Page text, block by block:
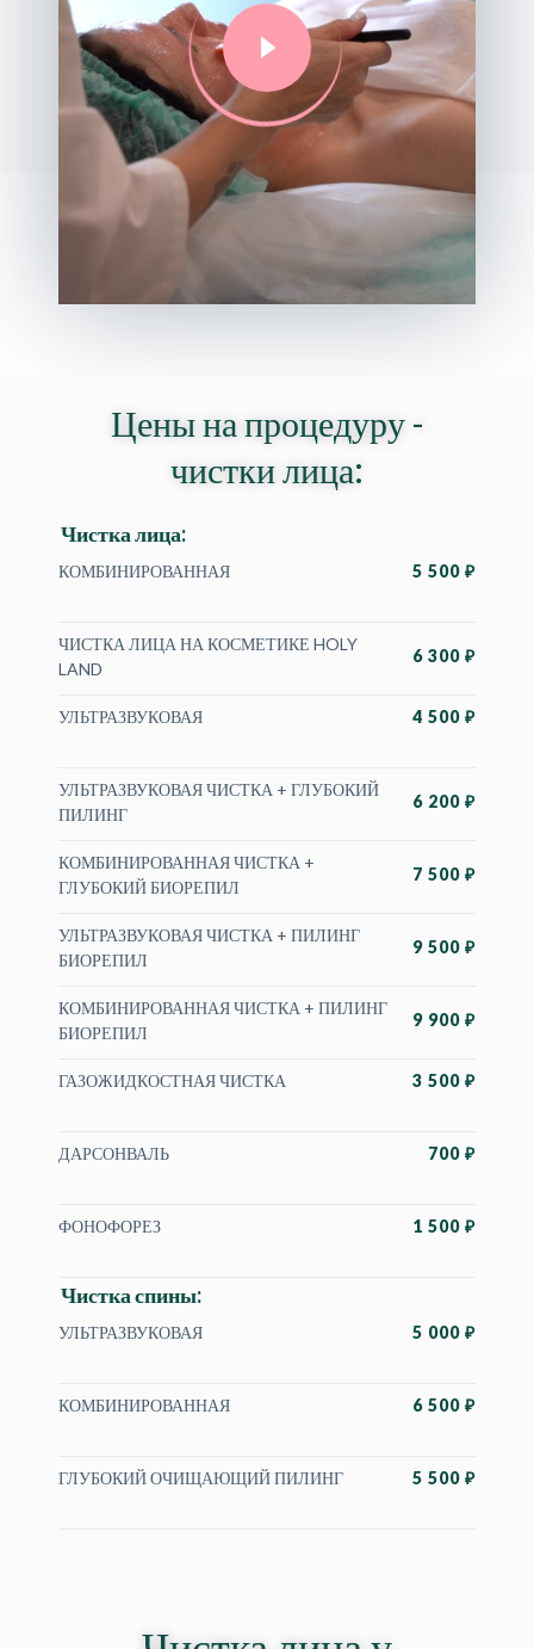
Цены на процедуру -
чистки лица:
Чистка лица:
КОМБИНИРОВАННАЯ 5 500 ₽
ЧИСТКА ЛИЦА НА КОСМЕТИКЕ HOLY
LAND
6 300 ₽
УЛЬТРАЗВУКОВАЯ 4 500 ₽
УЛЬТРАЗВУКОВАЯ ЧИСТКА + ГЛУБОКИЙ
ПИЛИНГ
6 200 ₽
КОМБИНИРОВАННАЯ ЧИСТКА +
ГЛУБОКИЙ БИОРЕПИЛ
7 500 ₽
УЛЬТРАЗВУКОВАЯ ЧИСТКА + ПИЛИНГ
БИОРЕПИЛ
9 500 ₽
КОМБИНИРОВАННАЯ ЧИСТКА + ПИЛИНГ
БИОРЕПИЛ
9 900 ₽
ГАЗОЖИДКОСТНАЯ ЧИСТКА 3 500 ₽
ДАРСОНВАЛЬ 700 ₽
ФОНОФОРЕЗ 1 500 ₽
Чистка спины:
УЛЬТРАЗВУКОВАЯ 5 000 ₽
КОМБИНИРОВАННАЯ 6 500 ₽
ГЛУБОКИЙ ОЧИЩАЮЩИЙ ПИЛИНГ 5 500 ₽